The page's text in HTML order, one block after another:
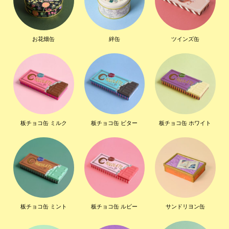
お花畑缶 絆缶 ツインズ缶
板チョコ缶 ミルク 板チョコ缶 ビター 板チョコ缶 ホワイト
板チョコ缶 ミント 板チョコ缶 ルビー サンドリヨン缶